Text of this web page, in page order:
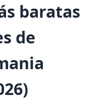
baratas
de